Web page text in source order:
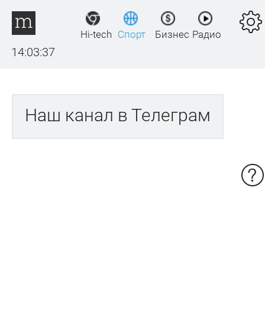
14:03:37
Hi-tech Спорт Бизнес Радио
Наш канал в Телеграм